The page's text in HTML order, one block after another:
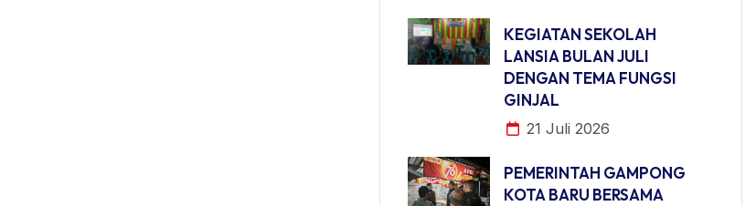
KEGIATAN SEKOLAH
LANSIA BULAN JULI
DENGAN TEMA FUNGSI
GINJAL
21 Juli 2026
PEMERINTAH GAMPONG
KOTA BARU BERSAMA